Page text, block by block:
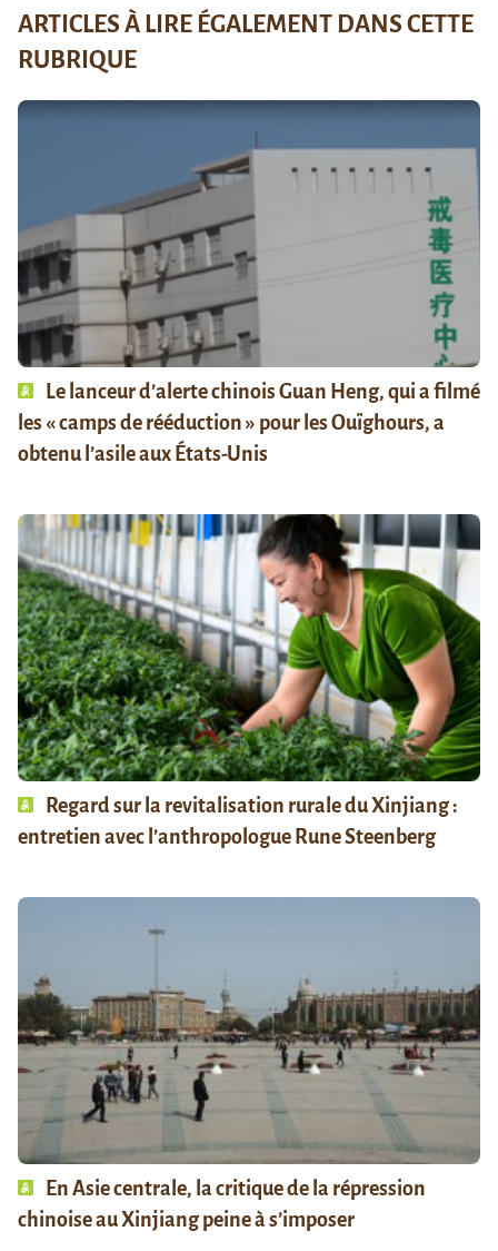
ARTICLES À LIRE ÉGALEMENT DANS CETTE
RUBRIQUE
Le lanceur d’alerte chinois Guan Heng, qui a filmé
les « camps de rééduction » pour les Ouïghours, a
obtenu l’asile aux États-Unis
Regard sur la revitalisation rurale du Xinjiang :
entretien avec l’anthropologue Rune Steenberg
En Asie centrale, la critique de la répression
chinoise au Xinjiang peine à s’imposer